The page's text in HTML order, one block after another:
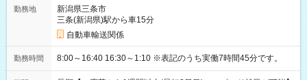
勤務地
新潟県三条市
三条(新潟県)駅から車15分
自動車輸送関係
勤務時間 8:00～16:40 16:30～1:10 ※表記のうち実働7時間45分です。